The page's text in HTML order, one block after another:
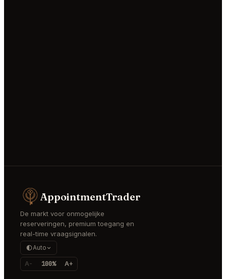
AppointmentTrader
De markt voor onmogelijke
reserveringen, premium toegang en
real-time vraagsignalen.
Auto
A- 100% A+